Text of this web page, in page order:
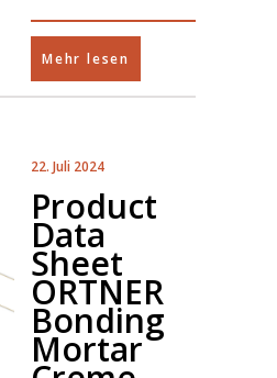
Mehr lesen
22. Juli 2024
Product
Data
Sheet
ORTNER
Bonding
Mortar